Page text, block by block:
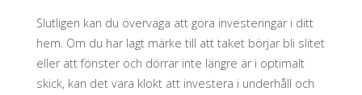
Slutligen kan du överväga att göra investeringar i ditt
hem. Om du har lagt märke till att taket börjar bli slitet
eller att fönster och dörrar inte längre är i optimalt
skick, kan det vara klokt att investera i underhåll och